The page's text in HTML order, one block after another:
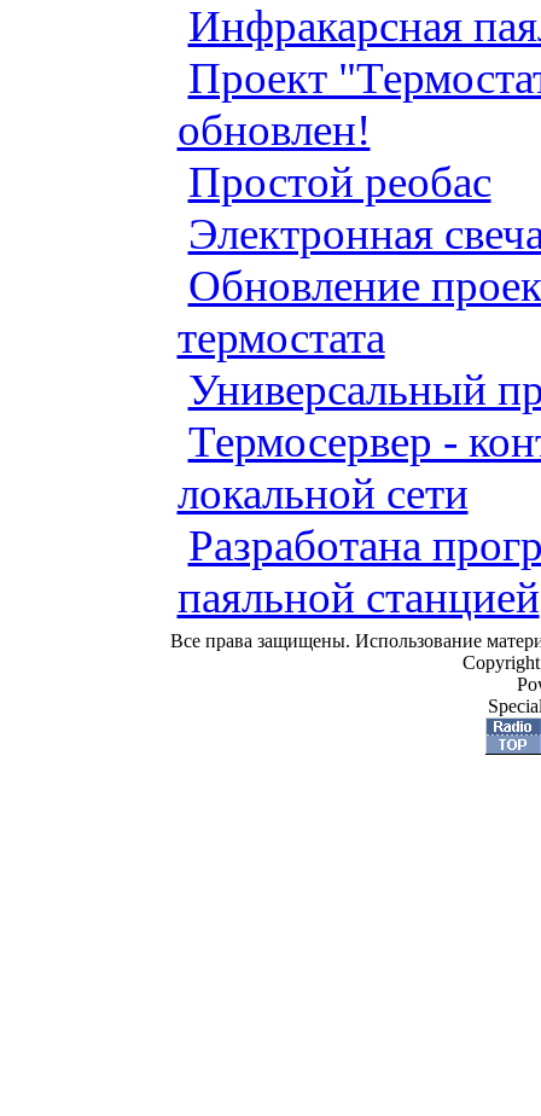
Инфракарсная
Проект
обновлен!
Простой реобас
Электронная
Обновление
термостата
Универсальный
Термосервер -
локальной сети
Разработана
паяльной станцией
Все права защищены. Использование